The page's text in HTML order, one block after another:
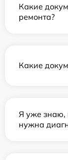
Какие
ремонта?
Какие
Я уже знаю,
нужна